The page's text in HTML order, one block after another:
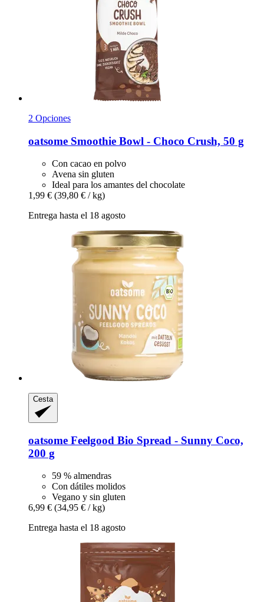
2 Opciones
oatsome Smoothie Bowl -​ Choco Crush, 50 g
Con cacao en polvo
Avena sin gluten
Ideal para los amantes del chocolate
1,99 € (39,80 € / kg)
Entrega hasta el 18 agosto
Cesta
oatsome Feelgood Bio Spread -​ Sunny Coco,
200 g
59 % almendras
Con dátiles molidos
Vegano y sin gluten
6,99 € (34,95 € / kg)
Entrega hasta el 18 agosto